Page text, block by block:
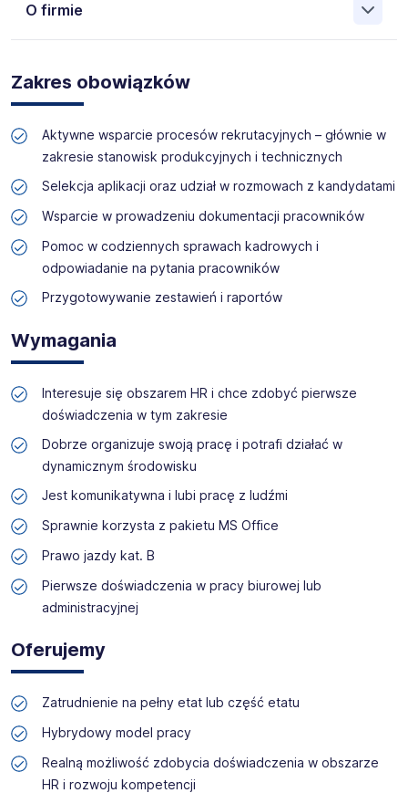
O firmie
o ponad 70-letnim doświadczeniu, działająca w 82
krajach. Na polskim rynku jesteśmy od 2001 roku i obecnie
posiadamy prawie 35 oddziałów w całym kraju. Naszym
celem jest otwieranie przed kandydatami nowych
możliwości, pomoc w znalezieniu pracy odpowiadającej
ich kwalifikacjom i doświadczeniu. Więcej informacji na
temat Manpower znajduje się na www.manpower.pl
Skontaktuj się z nami - to nic nie kosztuje, możesz za to
zyskać profesjonalne doradztwo i wymarzoną pracę!
Zakres obowiązków
Aktywne wsparcie procesów rekrutacyjnych – głównie w
zakresie stanowisk produkcyjnych i technicznych
Selekcja aplikacji oraz udział w rozmowach z kandydatami
Wsparcie w prowadzeniu dokumentacji pracowników
Pomoc w codziennych sprawach kadrowych i
odpowiadanie na pytania pracowników
Przygotowywanie zestawień i raportów
Wymagania
Interesuje się obszarem HR i chce zdobyć pierwsze
doświadczenia w tym zakresie
Dobrze organizuje swoją pracę i potrafi działać w
dynamicznym środowisku
Jest komunikatywna i lubi pracę z ludźmi
Sprawnie korzysta z pakietu MS Office
Prawo jazdy kat. B
Pierwsze doświadczenia w pracy biurowej lub
administracyjnej
Oferujemy
Zatrudnienie na pełny etat lub część etatu
Hybrydowy model pracy
Realną możliwość zdobycia doświadczenia w obszarze
HR i rozwoju kompetencji